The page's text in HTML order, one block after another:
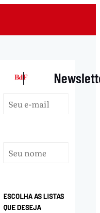
|
ESCOLHA AS LISTAS
QUE DESEJA